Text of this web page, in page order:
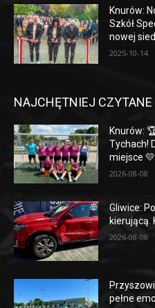
Knurów:
Szkół
nowej
2025-10-14
NAJCHĘTNIEJ CZYTANE
Knurów:
Tychach!
miejsce
2026-08-08
Gliwice:
kierującą.
2026-08-08
pełne